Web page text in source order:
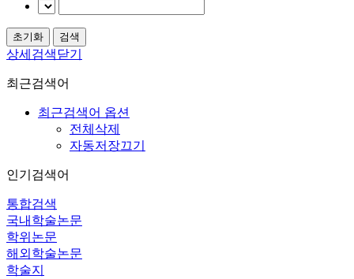
상세검색닫기
최근검색어
최근검색어 옵션
전체삭제
자동저장끄기
인기검색어
통합검색
국내학술논문
학위논문
해외학술논문
학술지